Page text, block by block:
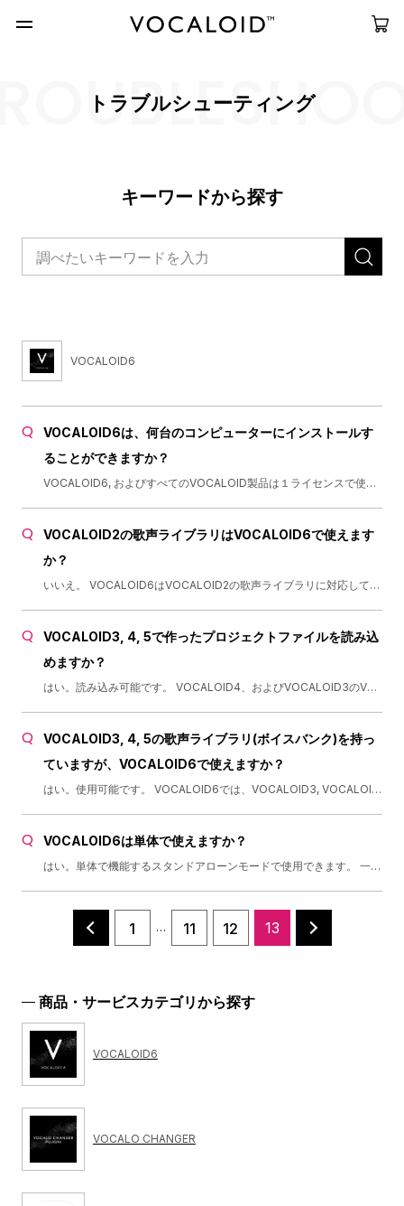
トラブルシューティング
キーワードから探す
VOCALOID6
VOCALOID6は、何台のコンピューターにインストールす
ることができますか？
VOCALOID6, およびすべてのVOCALOID製品は１ライセンスで使用できるコンピューターの台数は1台のみです。
VOCALOID2の歌声ライブラリはVOCALOID6で使えます
か？
いいえ。 VOCALOID6はVOCALOID2の歌声ライブラリに対応していません。 また、VOCALOID2 ライブラリインポートを使用してVOCALOID3に変換したライブラリを使用することもできません。
VOCALOID3, 4, 5で作ったプロジェクトファイルを読み込
めますか？
はい。読み込み可能です。 VOCALOID4、およびVOCALOID3のVSQXファイル,VOCALOID5のVPRファイルを読み込み（インポート）できます。 VOCALOID2のVSQファイル、およびVOCALOID(1)のMIDIファイルは読み込めません。
VOCALOID3, 4, 5の歌声ライブラリ(ボイスバンク)を持っ
ていますが、VOCALOID6で使えますか？
はい。使用可能です。 VOCALOID6では、VOCALOID3, VOCALOID4, VOCALOID5のボイスバンク（歌声ライブラリ）が使用可能です。 特別な設定も必要なく、VOCALOID6 Editor上で使用できます。 また、VOCALOID3, VOCALOID4, VOCALOID5で作成したプロジェクトファイル（VSQX, VPR）も読み込み可能です。
VOCALOID6は単体で使えますか？
はい。単体で機能するスタンドアローンモードで使用できます。 一方、DAWとの同時使用においては、VSTi (Windows) , VSTi/AU（Mac)プラグインとして使用することも可能です。 なお、プラグインとスタンドアローンの同時使用は出来ません。
1 … 11 12 13
商品・サービスカテゴリから探す
VOCALOID6
VOCALO CHANGER